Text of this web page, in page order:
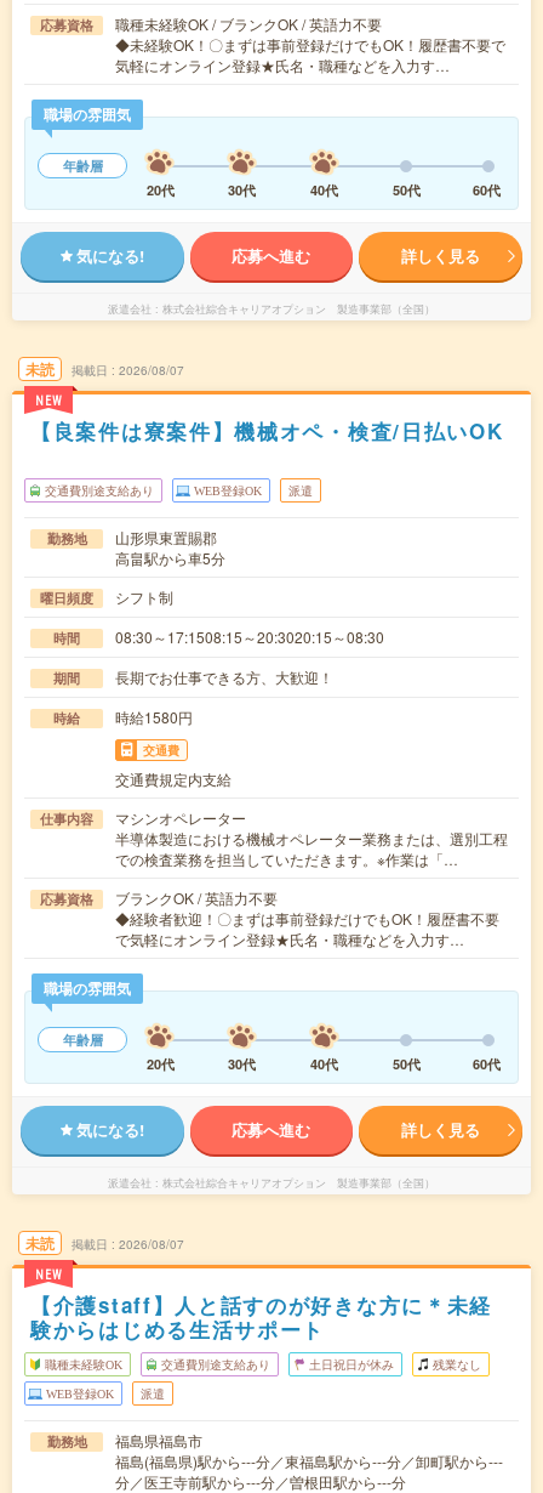
応募資格
職種未経験OK / ブランクOK / 英語力不要
◆未経験OK！〇まずは事前登録だけでもOK！履歴書不要で
気軽にオンライン登録★氏名・職種などを入力す…
職場の雰囲気
年齢層
20代
30代 40代 50代 60代
気になる! 応募へ進む 詳しく見る
派遣会社 株式会社綜合キャリアオプション 製造事業部（全国）
未読
NEW
掲載日 2026/08/07
【良案件は寮案件】機械オペ・検査/日払いOK
交通費別途支給あり WEB登録OK 派遣
勤務地
山形県東置賜郡
高畠駅から車5分
曜日頻度 シフト制
時間 08:30～17:1508:15～20:3020:15～08:30
期間 長期でお仕事できる方、大歓迎！
時給 時給1580円
交通費
交通費規定内支給
仕事内容
マシンオペレーター
半導体製造における機械オペレーター業務または、選別工程
での検査業務を担当していただきます。※作業は「…
応募資格
ブランクOK / 英語力不要
◆経験者歓迎！〇まずは事前登録だけでもOK！履歴書不要
で気軽にオンライン登録★氏名・職種などを入力す…
職場の雰囲気
年齢層
20代
30代 40代 50代 60代
気になる! 応募へ進む 詳しく見る
派遣会社 株式会社綜合キャリアオプション 製造事業部（全国）
未読
NEW
掲載日 2026/08/07
【介護staff】人と話すのが好きな方に＊未経
験からはじめる生活サポート
職種未経験OK 交通費別途支給あり 土日祝日が休み 残業なし
WEB登録OK 派遣
勤務地
福島県福島市
福島(福島県)駅から---分／東福島駅から---分／卸町駅から---
分／医王寺前駅から---分／曽根田駅から---分